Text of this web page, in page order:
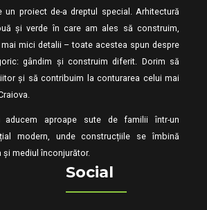
un proiect de-a dreptul special. Arhitectură
și verde în care am ales să construim,
mici detalii – toate acestea spun despre
gândim și construim diferit. Dorim să
și să contribuim la conturarea celui mai
aducem aproape sute de familii într-un
modern, unde construcțiile se îmbină
și mediul înconjurător.
Social